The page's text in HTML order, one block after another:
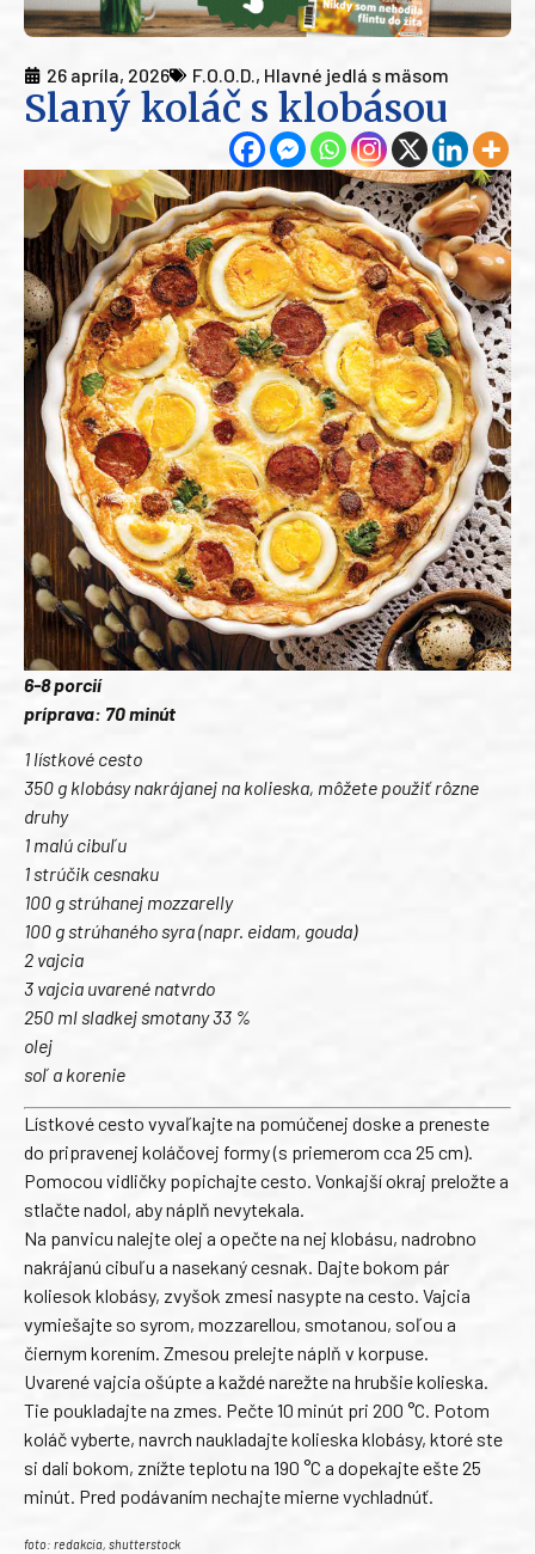
26 apríla, 2026 F.O.O.D., Hlavné jedlá s mäsom
Slaný koláč s klobásou
6-8 porcií
príprava: 70 minút
1 lístkové cesto
350 g klobásy nakrájanej na kolieska, môžete použiť rôzne
druhy
1 malú cibuľu
1 strúčik cesnaku
100 g strúhanej mozzarelly
100 g strúhaného syra (napr. eidam, gouda)
2 vajcia
3 vajcia uvarené natvrdo
250 ml sladkej smotany 33 %
olej
soľ a korenie
Lístkové cesto vyvaľkajte na pomúčenej doske a preneste
do pripravenej koláčovej formy (s priemerom cca 25 cm).
Pomocou vidličky popichajte cesto. Vonkajší okraj preložte a
stlačte nadol, aby náplň nevytekala.
Na panvicu nalejte olej a opečte na nej klobásu, nadrobno
nakrájanú cibuľu a nasekaný cesnak. Dajte bokom pár
koliesok klobásy, zvyšok zmesi nasypte na cesto. Vajcia
vymiešajte so syrom, mozzarellou, smotanou, soľou a
čiernym korením. Zmesou prelejte náplň v korpuse.
Uvarené vajcia ošúpte a každé narežte na hrubšie kolieska.
Tie poukladajte na zmes. Pečte 10 minút pri 200 °C. Potom
koláč vyberte, navrch naukladajte kolieska klobásy, ktoré ste
si dali bokom, znížte teplotu na 190 °C a dopekajte ešte 25
minút. Pred podávaním nechajte mierne vychladnúť.
foto: redakcia, shutterstock